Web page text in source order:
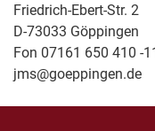
Friedrich-Ebert-Str. 2
D-73033 Göppingen
Fon 07161 650 410 -
jms@goeppingen.de